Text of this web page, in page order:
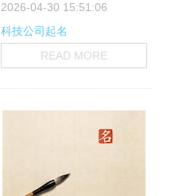
2026-04-30 15:51:06
科技公司起名
READ MORE